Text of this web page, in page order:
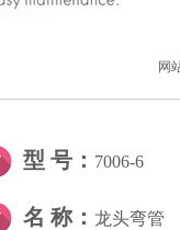
网
型 号： 7006-6
名 称： 龙头弯管